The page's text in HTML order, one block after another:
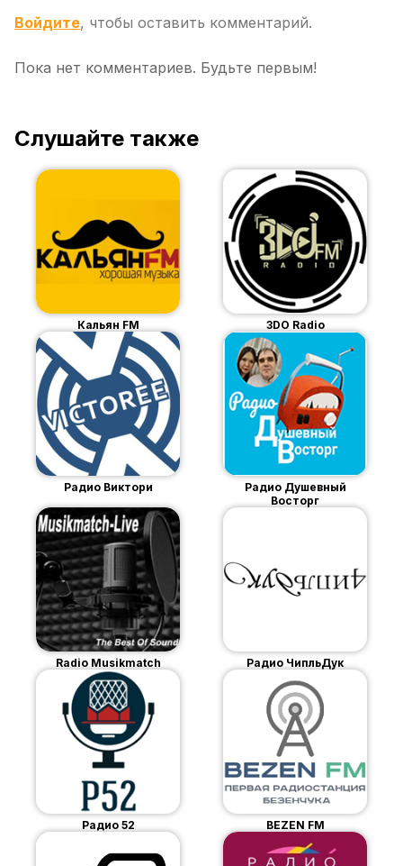
Войдите, чтобы оставить комментарий.
Пока нет комментариев. Будьте первым!
Слушайте также
Кальян FM 3DO Radio
Радио Виктори
Радио Душевный
Восторг
Radio Musikmatch Радио ЧипльДук
Радио 52 BEZEN FM